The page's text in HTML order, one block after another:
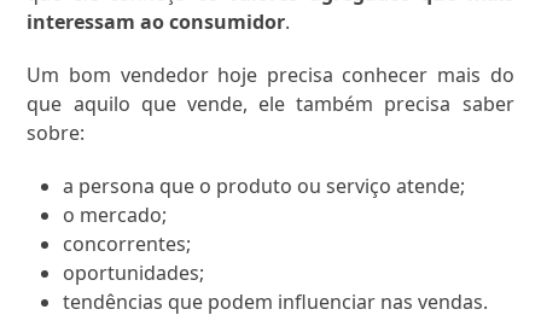
interessam ao consumidor.
Um bom vendedor hoje precisa conhecer mais do
que aquilo que vende, ele também precisa saber
sobre:
a persona que o produto ou serviço atende;
o mercado;
concorrentes;
oportunidades;
tendências que podem influenciar nas vendas.